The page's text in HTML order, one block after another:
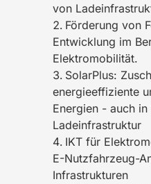
von
Förderung von
Entwicklung im
Elektromobilität.
SolarPlus:
energieeffiziente
Energien - auch
Ladeinfrastruktur
IKT für
E-Nutzfahrzeug-
Infrastrukturen